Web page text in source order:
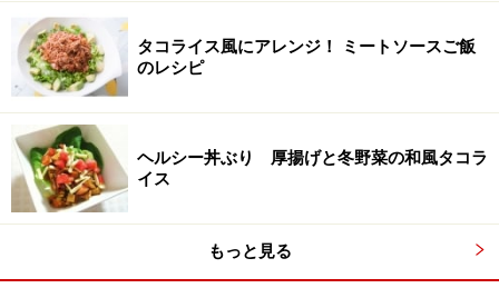
2
弱めの中火で炒める
フライパンににんにくを入れて弱めの中火にかけ、香り
が出たら、ベーコン、玉ねぎを入れて炒める。
タコライス風にアレンジ！ ミートソースご飯
のレシピ
ヘルシー丼ぶり 厚揚げと冬野菜の和風タコラ
イス
もっと見る